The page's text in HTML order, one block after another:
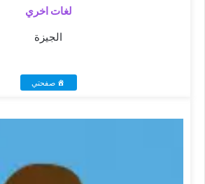
لغات اخري
الجيزة
صفحتي